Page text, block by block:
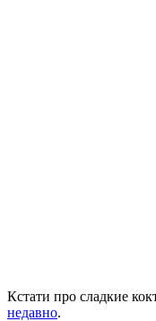
Кстати про сладкие
недавно.